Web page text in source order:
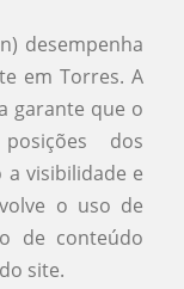
desempenha
em Torres. A
garante que o
dos
visibilidade e
o uso de
de conteúdo
site.